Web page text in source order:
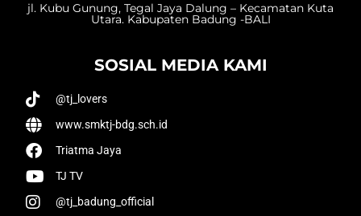
jl. Kubu Gunung, Tegal Jaya Dalung – Kecamatan Kuta
Utara. Kabupaten Badung -BALI
SOSIAL MEDIA KAMI
@tj_lovers
www.smktj-bdg.sch.id
Triatma Jaya
TJ TV
@tj_badung_official